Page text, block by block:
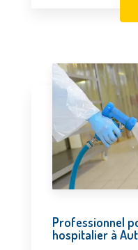
Professionnel
hospitalier à